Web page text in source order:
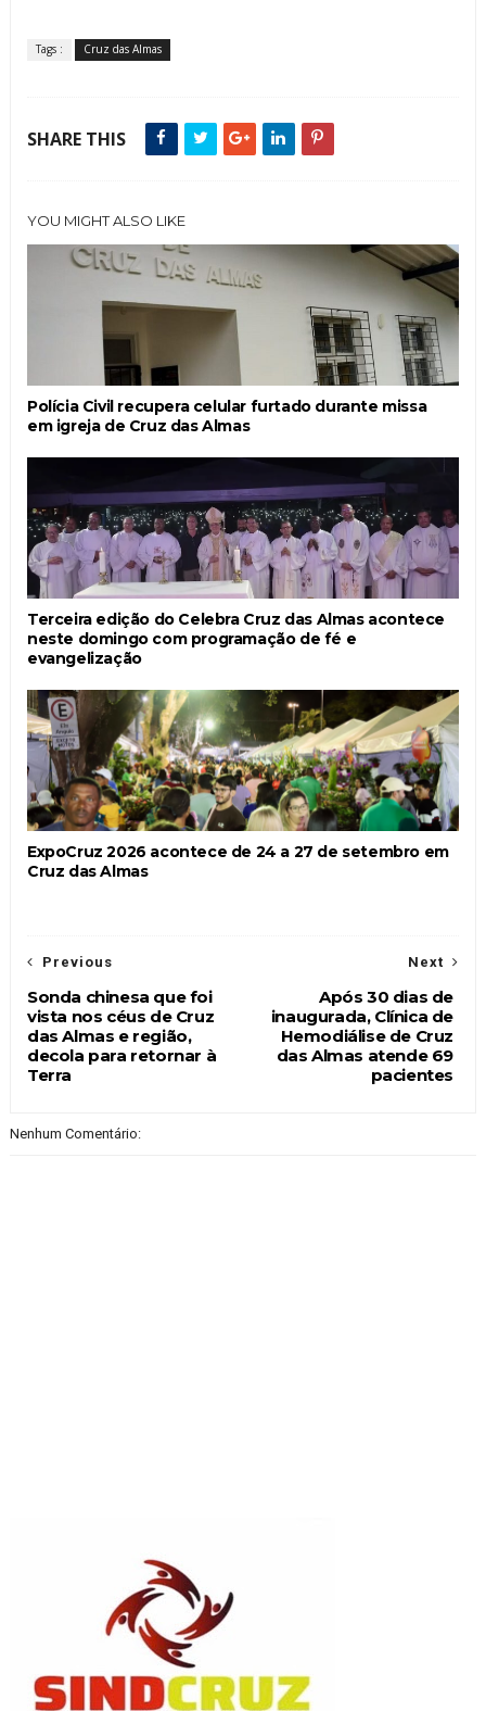
Tags : Cruz das Almas
SHARE THIS
YOU MIGHT ALSO LIKE
Polícia Civil recupera celular furtado durante missa
em igreja de Cruz das Almas
Terceira edição do Celebra Cruz das Almas acontece
neste domingo com programação de fé e
evangelização
ExpoCruz 2026 acontece de 24 a 27 de setembro em
Cruz das Almas
Next
Após 30 dias de
inaugurada, Clínica de
Hemodiálise de Cruz
das Almas atende 69
pacientes
Previous
Sonda chinesa que foi
vista nos céus de Cruz
das Almas e região,
decola para retornar à
Terra
Nenhum Comentário: